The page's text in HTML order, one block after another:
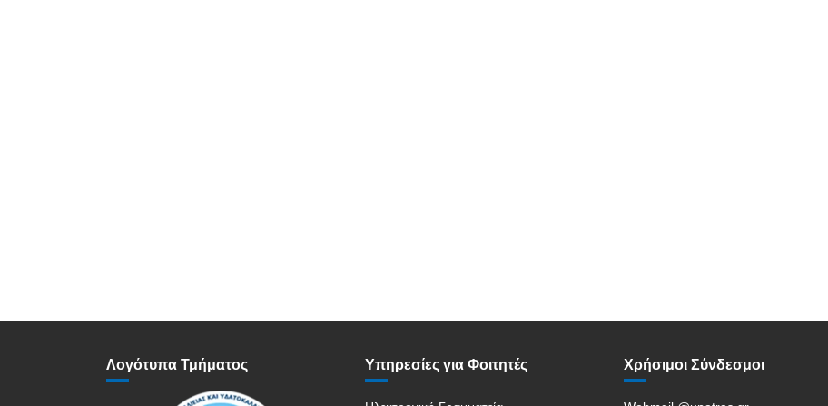
Λογότυπα Τμήματος Υπηρεσίες για Φοιτητές Χρήσιμοι Σύνδεσμοι